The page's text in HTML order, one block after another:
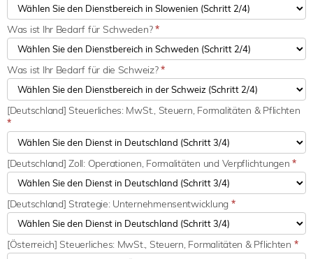
Was ist Ihr Bedarf für Schweden?*
Was ist Ihr Bedarf für die Schweiz?*
[Deutschland] Steuerliches: MwSt., Steuern, Formalitäten & Pflichten
*
[Deutschland] Zoll: Operationen, Formalitäten und Verpflichtungen*
[Deutschland] Strategie: Unternehmensentwicklung *
[Österreich] Steuerliches: MwSt., Steuern, Formalitäten & Pflichten *